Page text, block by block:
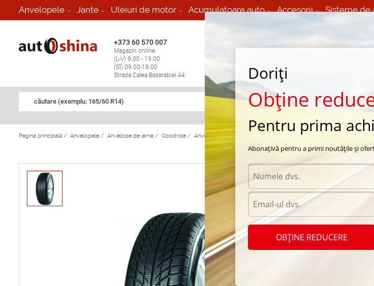
Anvelopele Jante Uleiuri de motor Acumulatoare auto Accesorii Sisteme de
+373 60 570 007
Magazin online
(L-V) 9:00 - 19:00
(Sî) 09:00-19:00
Strada Calea Basarabiei 44
Vulcanizare Mobila 24/7 non
căutare (exemplu: 165/60 R14)
Pagina principală / Anvelopele / Anvelope de iarna / Goodride / Anvelope de iarna Goodride Goodride SW 608 215/45
Doriți
Obține
Pentru prima
Abonațivă pentru a primi noutățile și
OBȚINE REDUCERE